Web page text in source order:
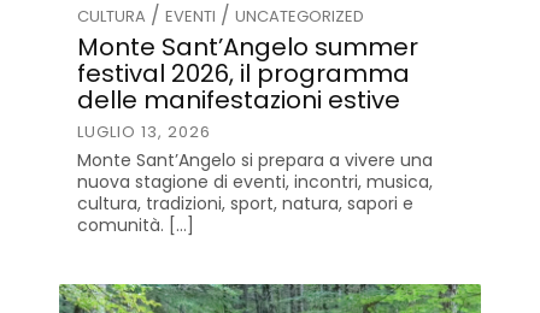
CULTURA / EVENTI / UNCATEGORIZED
Monte Sant’Angelo summer
festival 2026, il programma
delle manifestazioni estive
LUGLIO 13, 2026
Monte Sant’Angelo si prepara a vivere una
nuova stagione di eventi, incontri, musica,
cultura, tradizioni, sport, natura, sapori e
comunità. […]